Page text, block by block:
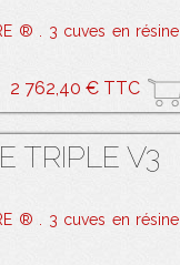
® . 3 cuves en résine
2 762,40 € TTC
TRIPLE V3
® . 3 cuves en résine